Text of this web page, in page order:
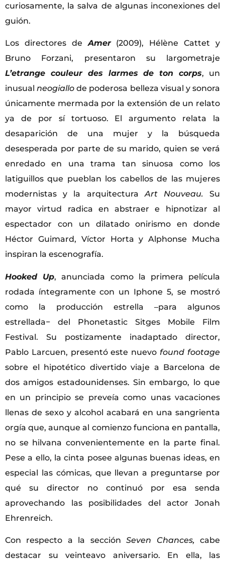
curiosamente, la salva de algunas inconexiones del
guión.
Los directores deAmer(2009), Hélène Cattet y
Bruno Forzani, presentaron su largometraje
L’etrange couleur des larmes de ton corps, un
inusualneogiallo de poderosa belleza visual y sonora
únicamente mermada por la extensión de un relato
ya de por sí tortuoso. El argumento relata la
desaparición de una mujer y la búsqueda
desesperada por parte de su marido, quien se verá
enredado en una trama tan sinuosa como los
latiguillos que pueblan los cabellos de las mujeres
modernistas y la arquitecturaArt Nouveau.Su
mayor virtud radica en abstraer e hipnotizar al
espectador con un dilatado onirismo en donde
Héctor Guimard, Víctor Horta y Alphonse Mucha
inspiran la escenografía.
Hooked Up, anunciada como la primera película
rodada íntegramente con un Iphone 5, se mostró
como la producción estrella –para algunos
estrellada− del Phonetastic Sitges Mobile Film
Festival. Su postizamente inadaptado director,
Pablo Larcuen, presentó este nuevo found footage
sobre el hipotético divertido viaje a Barcelona de
dos amigos estadounidenses. Sin embargo, lo que
en un principio se preveía como unas vacaciones
llenas de sexo y alcohol acabará en una sangrienta
orgía que, aunque al comienzo funciona en pantalla,
no se hilvana convenientemente en la parte final.
Pese a ello, la cinta posee algunas buenas ideas, en
especial las cómicas, que llevan a preguntarse por
qué su director no continuó por esa senda
aprovechando las posibilidades del actor Jonah
Ehrenreich.
Con respecto a la secciónSeven Chances, cabe
destacar su veinteavo aniversario. En ella, las